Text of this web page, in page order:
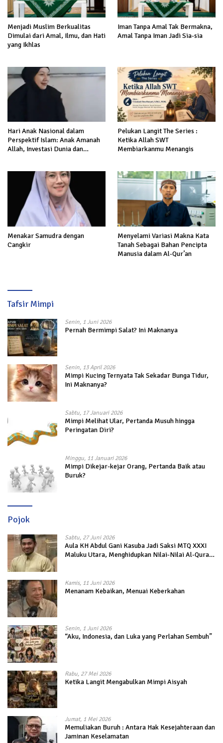
Menjadi Muslim Berkualitas
Dimulai dari Amal, Ilmu, dan Hati
yang Ikhlas
Iman Tanpa Amal Tak Bermakna,
Amal Tanpa Iman Jadi Sia-sia
Hari Anak Nasional dalam
Perspektif Islam: Anak Amanah
Allah, Investasi Dunia dan
Pelukan Langit The Series :
Ketika Allah SWT
Membiarkanmu Menangis
Menakar Samudra dengan
Cangkir
Menyelami Variasi Makna Kata
Tanah Sebagai Bahan Pencipta
Manusia dalam Al-Qur’an
Tafsir Mimpi
Senin, 1 Juni 2026
Pernah Bermimpi Salat? Ini Maknanya
Senin, 13 April 2026
Mimpi Kucing Ternyata Tak Sekadar Bunga Tidur,
Ini Maknanya?
Sabtu, 17 Januari 2026
Mimpi Melihat Ular, Pertanda Musuh hingga
Peringatan Diri?
Minggu, 11 Januari 2026
Mimpi Dikejar-kejar Orang, Pertanda Baik atau
Buruk?
Pojok
Sabtu, 27 Juni 2026
Aula KH Abdul Gani Kasuba Jadi Saksi MTQ XXXI
Maluku Utara, Menghidupkan Nilai-Nilai Al-Quran
Kamis, 11 Juni 2026
Menanam Kebaikan, Menuai Keberkahan
Senin, 1 Juni 2026
“Aku, Indonesia, dan Luka yang Perlahan Sembuh”
Rabu, 27 Mei 2026
Ketika Langit Mengabulkan Mimpi Aisyah
Jumat, 1 Mei 2026
Memuliakan Buruh : Antara Hak Kesejahteraan dan
Jaminan Keselamatan